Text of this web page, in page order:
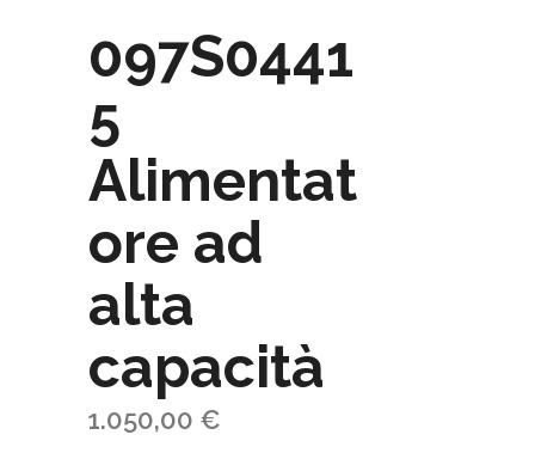
097S0441
5
Alimentat
ore ad
alta
capacità
1.050,00 €